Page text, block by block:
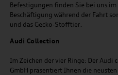
Befestigungen finden Sie bei uns
Beschäftigung während der Fahrt
und das Gecko-Stofftier.
Audi Collection
Im Zeichen der vier Ringe: Der Audi
GmbH präsentiert Ihnen die